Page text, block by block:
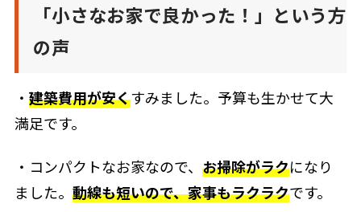
「小さなお家で良かった！」という方
の声
・ 建築費用が安くすみました。予算も生かせて大
満足です。
・コンパクトなお家なので、 お掃除がラクになり
ました。 動線も短いので、家事もラクラクです。